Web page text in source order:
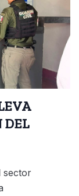
DEL
sector